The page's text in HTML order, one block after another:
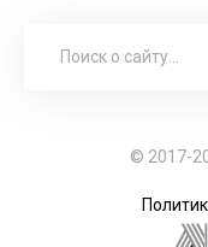
© 2017-